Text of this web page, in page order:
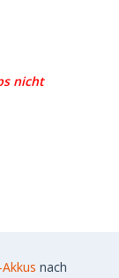
nicht
nach